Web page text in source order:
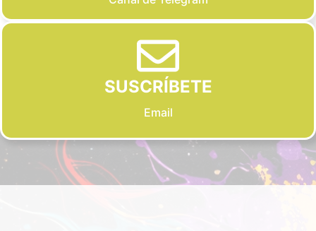
SUSCRÍBETE
Email